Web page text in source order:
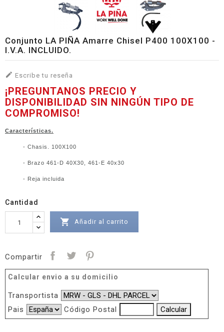
Conjunto LA PIÑA Amarre Chisel P400 100X100 -
I.V.A. INCLUIDO.
 Escribe tu reseña
¡PREGUNTANOS PRECIO Y
DISPONIBILIDAD SIN NINGÚN TIPO DE
COMPROMISO!
Características.
- Chasis. 100X100
- Brazo 461-D 40X30, 461-E 40x30
- Reja incluida
Cantidad
 Añadir al carrito
Compartir
Calcular envio a su domicilio
Transportista
Pais
Código Postal